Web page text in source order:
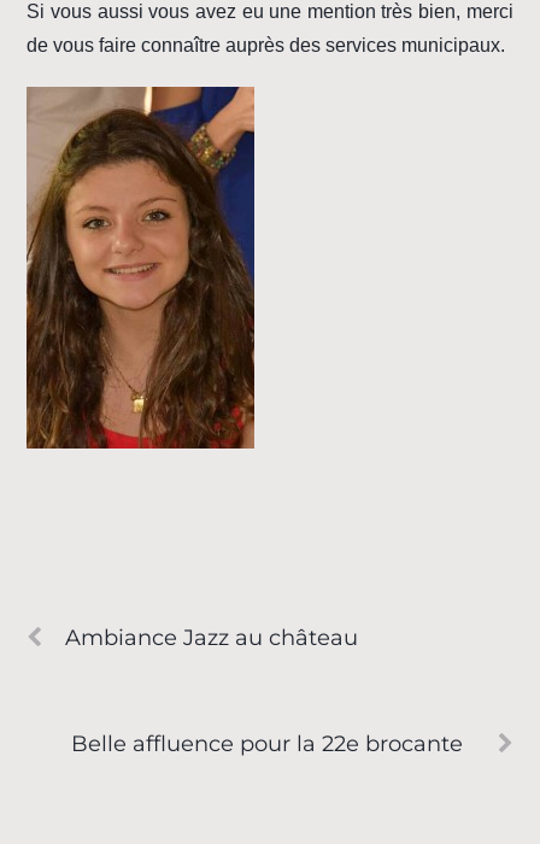
Si vous aussi vous avez eu une mention très bien, merci
de vous faire connaître auprès des services municipaux.
Ambiance Jazz au château
Belle affluence pour la 22e brocante